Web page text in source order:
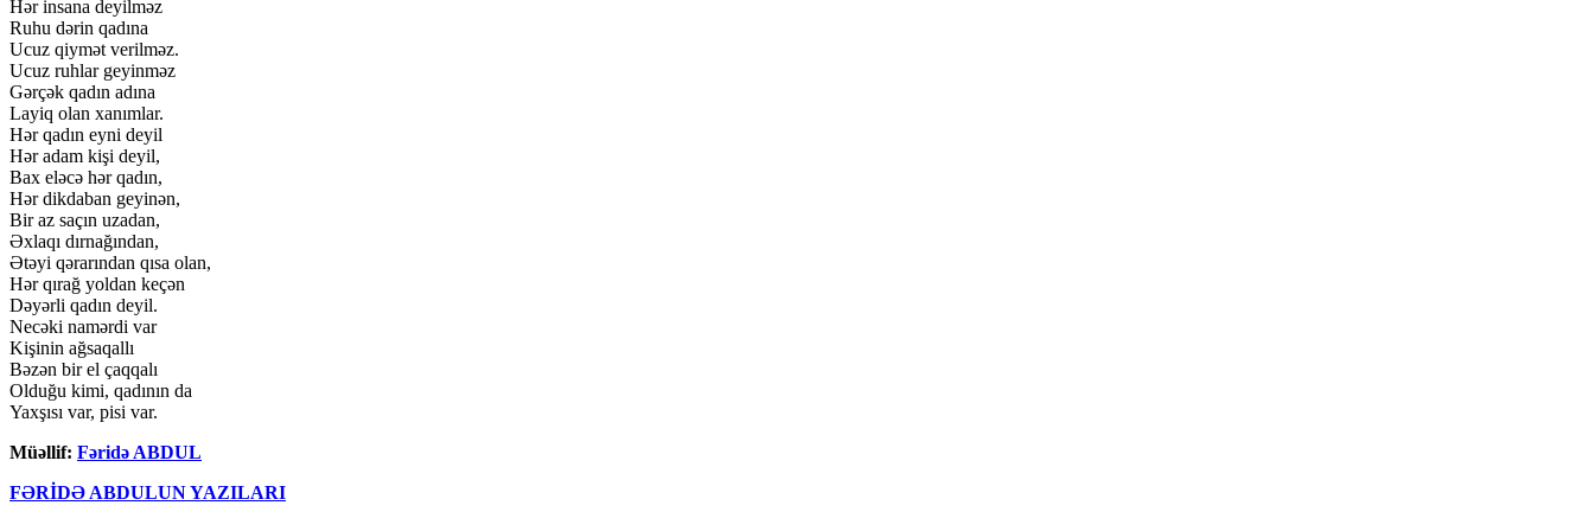
Hər insana deyilməz
Ruhu dərin qadına
Ucuz qiymət verilməz.
Ucuz ruhlar geyinməz
Gərçək qadın adına
Layiq olan xanımlar.
Hər qadın eyni deyil
Hər adam kişi deyil,
Bax eləcə hər qadın,
Hər dikdaban geyinən,
Bir az saçın uzadan,
Əxlaqı dırnağından,
Ətəyi qərarından qısa olan,
Hər qırağ yoldan keçən
Dəyərli qadın deyil.
Necəki namərdi var
Kişinin ağsaqallı
Bəzən bir el çaqqalı
Olduğu kimi, qadının da
Yaxşısı var, pisi var.
Müəllif: Fəridə ABDUL
FƏRİDƏ ABDULUN YAZILARI